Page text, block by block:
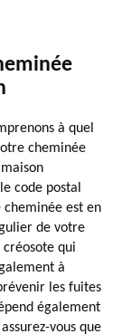
à quel
cheminée
code postal
cheminée est en
de votre
qui
à
les fuites
également
vous que